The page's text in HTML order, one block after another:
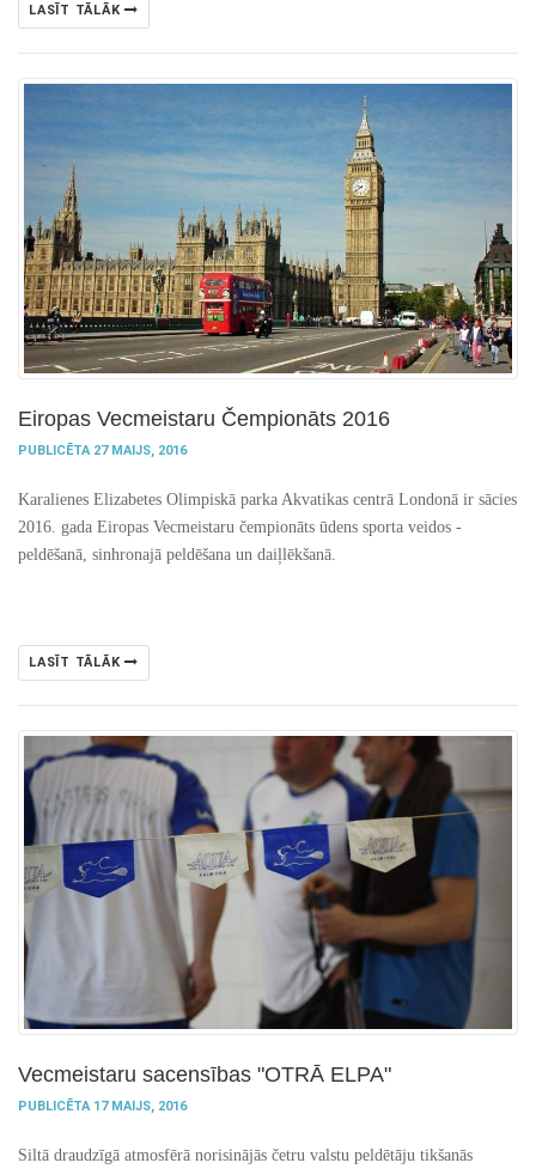
LASĪT TĀLĀK
Eiropas Vecmeistaru Čempionāts 2016
PUBLICĒTA 27 MAIJS, 2016
Karalienes Elizabetes Olimpiskā parka Akvatikas centrā Londonā ir sācies
2016. gada Eiropas Vecmeistaru čempionāts ūdens sporta veidos -
peldēšanā, sinhronajā peldēšana un daiļlēkšanā.
LASĪT TĀLĀK
Vecmeistaru sacensības "OTRĀ ELPA"
PUBLICĒTA 17 MAIJS, 2016
Siltā draudzīgā atmosfērā norisinājās četru valstu peldētāju tikšanās